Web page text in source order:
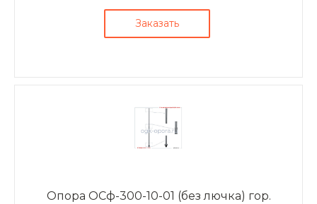
Заказать
Опора ОСф-300-10-01 (без лючка) гор.